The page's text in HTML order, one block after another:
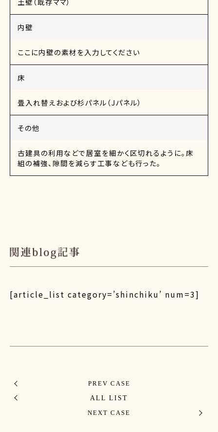
内壁
ここに内壁の素材を入力してください
床
畳入れ替えおよび杉パネル（Jパネル）
その他
古建具の利用などで居室を細かく区切れるように。床
組の補強、隙間を減らす工事なども行った。
[article_list category=’shinchiku’ num=3]
PREV CASE
ALL LIST
NEXT CASE